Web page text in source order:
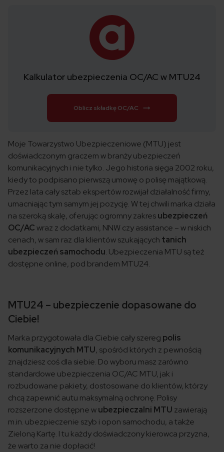
Kalkulator ubezpieczenia OC/AC w MTU24
Oblicz składkę OC/AC
Moje Towarzystwo Ubezpieczeniowe (MTU) jest
doświadczonym graczem w branży ubezpieczeń
komunikacyjnych i nie tylko. Jego historia sięga 2002 roku,
kiedy to podpisano pierwszą umowę o polisę majątkową.
Przez lata cały sztab ekspertów rozwijał działalność firmy,
umacniając tym samym jej pozycję. W tej chwili marka działa
na szeroką skalę, oferując ogromny zakresubezpieczeń
OC/ACwraz z dodatkami, NNW czy assistance – w niskich
cenach, w sam raz dla klientów szukających tanich
ubezpieczeń samochodu. Ubezpieczenia MTU są też
dostępne online, pod brandem MTU24.
MTU24 – ubezpieczenie dopasowane do
Ciebie!
Marka przygotowała dla Ciebie cały szereg polis
komunikacyjnych MTU, spośród których z pewnością
znajdziesz coś dla siebie. Do wyboru masz zarówno
standardowe ubezpieczenia OC/AC MTU, jak i
rozbudowane pakiety, dostosowane do klientów, którzy
chcą zapewnić autu maksymalną ochronę. Polisy
rozszerzone dostępne wubezpieczalni MTU zawierają
m.in. ubezpieczenie szyb i opon samochodu, a także
Zieloną Kartę. I tu każdy doświadczony kierowca przyzna,
że warto za nie dopłacić!